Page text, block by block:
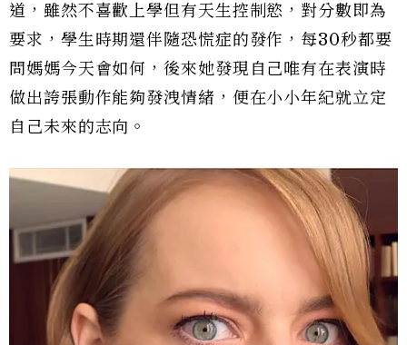
道，雖然不喜歡上學但有天生控制慾，對分數即為
要求，學生時期還伴隨恐慌症的發作，每30秒都要
問媽媽今天會如何，後來她發現自己唯有在表演時
做出誇張動作能夠發洩情緒，便在小小年紀就立定
自己未來的志向。